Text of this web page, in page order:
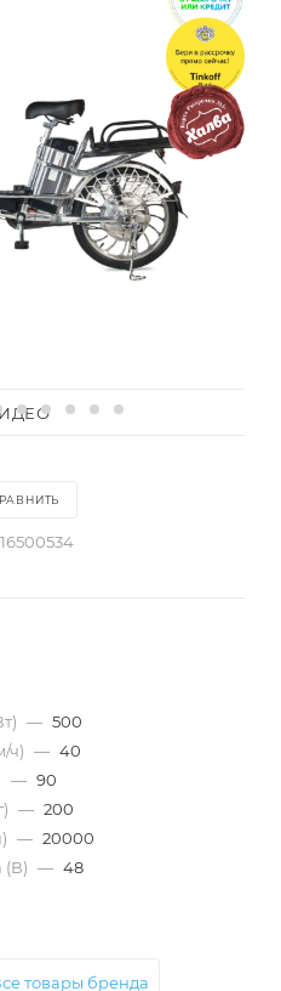
16500534
— 500
ч) — 40
— 90
— 200
— 20000
(В) — 48
товары бренда